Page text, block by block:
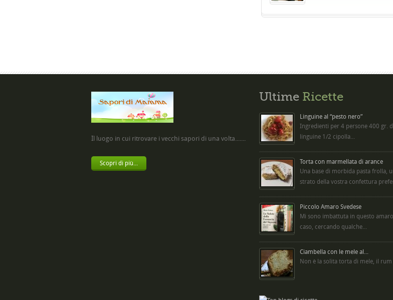
Il luogo in cui ritrovare i vecchi sapori di una volta.......
Scopri di più...
Ultime Ricette
Linguine al “pesto nero”
Ingredienti per 4 persone 400 gr.
linguine 1/2 cipolla...
Torta con marmellata di arance
Una base di morbida pasta frolla,
strato della vostra confettura
Piccolo Amaro Svedese
Mi sono imbattuta in questo
caso, cercando qualche...
Ciambella con le mele al...
Non è la solita torta di mele, il rum